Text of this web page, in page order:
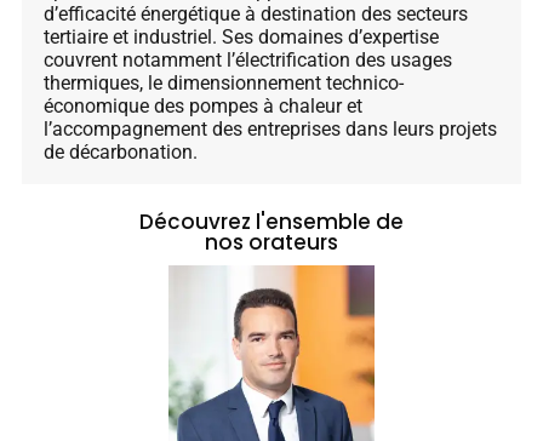
d’efficacité énergétique à destination des secteurs
tertiaire et industriel. Ses domaines d’expertise
couvrent notamment l’électrification des usages
thermiques, le dimensionnement technico-
économique des pompes à chaleur et
l’accompagnement des entreprises dans leurs projets
de décarbonation.
Découvrez l'ensemble de
nos orateurs